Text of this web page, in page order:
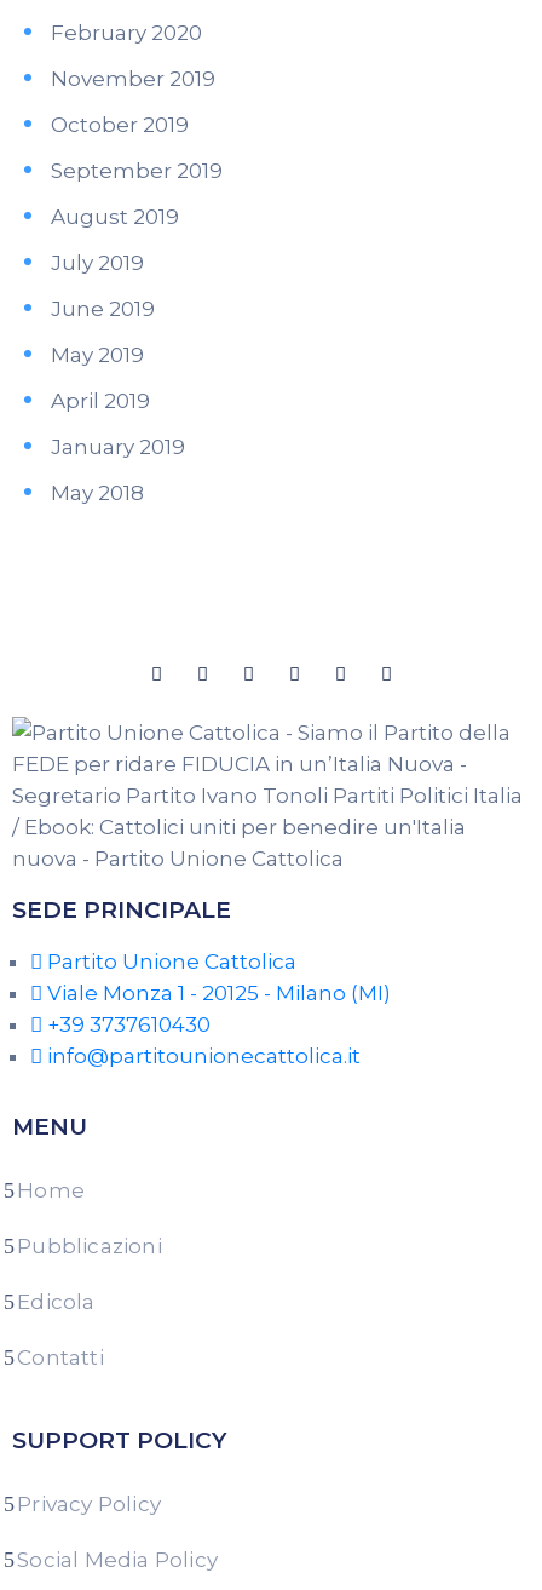
February 2020
November 2019
October 2019
September 2019
August 2019
July 2019
June 2019
May 2019
April 2019
January 2019
May 2018
SEDE PRINCIPALE
Partito Unione Cattolica
Viale Monza 1 - 20125 - Milano (MI)
+39 3737610430
info@partitounionecattolica.it
MENU
Home
Pubblicazioni
Edicola
Contatti
SUPPORT POLICY
Privacy Policy
Social Media Policy